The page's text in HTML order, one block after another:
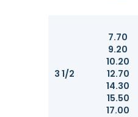
3 1/2
7.70
9.20
10.20
12.70
14.30
15.50
17.00